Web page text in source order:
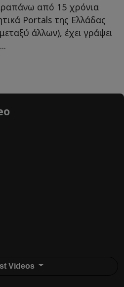
από 15 χρόνια
Portals της Ελλάδας
άλλων), έχει γράψει
Videos